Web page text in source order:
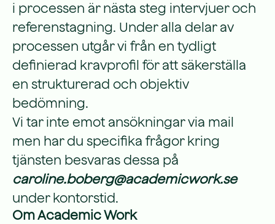
i processen är nästa steg intervjuer och
referenstagning. Under alla delar av
processen utgår vi från en tydligt
definierad kravprofil för att säkerställa
en strukturerad och objektiv
bedömning.
Vi tar inte emot ansökningar via mail
men har du specifika frågor kring
tjänsten besvaras dessa på
caroline.boberg@academicwork.se
under kontorstid.
Om Academic Work